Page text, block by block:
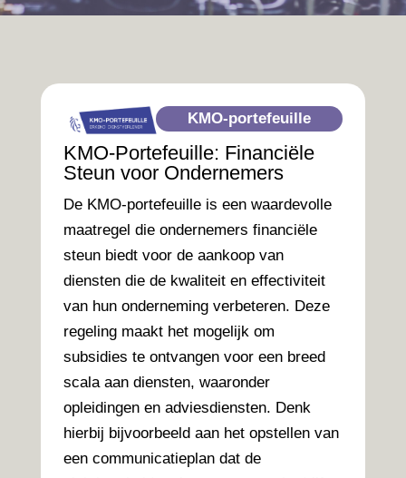
KMO-portefeuille
KMO-Portefeuille: Financiële
Steun voor Ondernemers
De KMO-portefeuille is een waardevolle
maatregel die ondernemers financiële
steun biedt voor de aankoop van
diensten die de kwaliteit en effectiviteit
van hun onderneming verbeteren. Deze
regeling maakt het mogelijk om
subsidies te ontvangen voor een breed
scala aan diensten, waaronder
opleidingen en adviesdiensten. Denk
hierbij bijvoorbeeld aan het opstellen van
een communicatieplan dat de